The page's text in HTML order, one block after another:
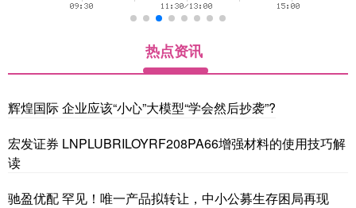
热点资讯
辉煌国际 企业应该“小心”大模型“学会然后抄袭”?
宏发证券 LNPLUBRILOYRF208PA66增强材料的使用技巧解
读
驰盈优配 罕见！唯一产品拟转让，中小公募生存困局再现